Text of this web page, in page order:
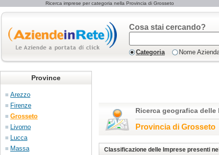
Ricerca imprese per categoria nella Provincia di Grosseto
Cosa stai cercando?
Categoria Nome
Province
Arezzo
Firenze
Grosseto
Livorno
Lucca
Massa
Ricerca geografica delle
Provincia di Grosseto
Classificazione delle Imprese presenti